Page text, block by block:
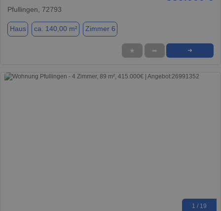
Pfullingen, 72793
Haus ca. 140,00 m² Zimmer 6
★ ➦ ➜
1 / 19